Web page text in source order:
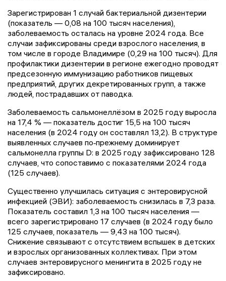
Зарегистрирован 1 случай бактериальной дизентерии
(показатель — 0,08 на 100 тысяч населения),
заболеваемость осталась на уровне 2024 года. Все
случаи зафиксированы среди взрослого населения, в
том числе в городе Владимире (0,29 на 100 тысяч). Для
профилактики дизентерии в регионе ежегодно проводят
предсезонную иммунизацию работников пищевых
предприятий, других декретированных групп, а также
людей, пострадавших от паводка.
Заболеваемость сальмонеллёзом в 2025 году выросла
на 17,4 % — показатель достиг 15,5 на 100 тысяч
населения (в 2024 году он составлял 13,2). В структуре
выявленных случаев по‑прежнему доминирует
сальмонелла группы D: в 2025 году зафиксировано 128
случаев, что сопоставимо с показателями 2024 года
(125 случаев).
Существенно улучшилась ситуация с энтеровирусной
инфекцией (ЭВИ): заболеваемость снизилась в 7,3 раза.
Показатель составил 1,3 на 100 тысяч населения —
всего зарегистрировано 17 случаев (в 2024 году было
125 случаев, показатель — 9,43 на 100 тысяч).
Снижение связывают с отсутствием вспышек в детских
и взрослых организованных коллективах. При этом
случаев энтеровирусного менингита в 2025 году не
зафиксировано.